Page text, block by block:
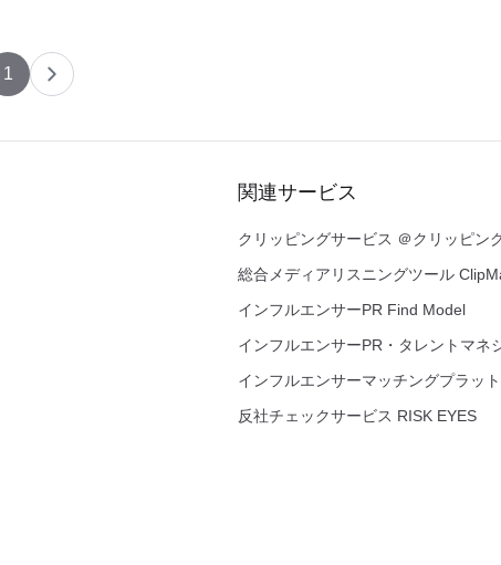
1
関連サービス
クリッピングサービス ＠クリッピン
総合メディアリスニングツール
インフルエンサーPR Find Model
インフルエンサーPR・タレントマネ
インフルエンサーマッチングプラッ
反社チェックサービス RISK EYES